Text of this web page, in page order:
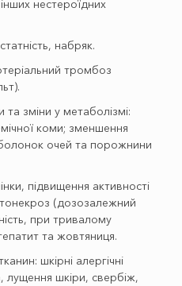
нестероїдних
набряк.
тромбоз
зміни у метаболізмі:
коми; зменшення
очей та порожнини
підвищення активності
(дозозалежний
при тривалому
та жовтяниця.
шкірні алергічні
лущення шкіри, свербіж,